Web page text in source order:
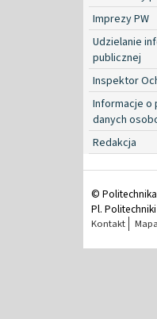
Imprezy PW
Udzielanie
publicznej
Inspektor
Informacje o
danych
Redakcja
©
Pl.
Kontakt